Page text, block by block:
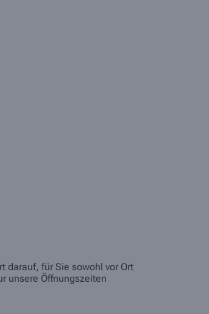
darauf, für Sie sowohl vor Ort
unsere Öffnungszeiten